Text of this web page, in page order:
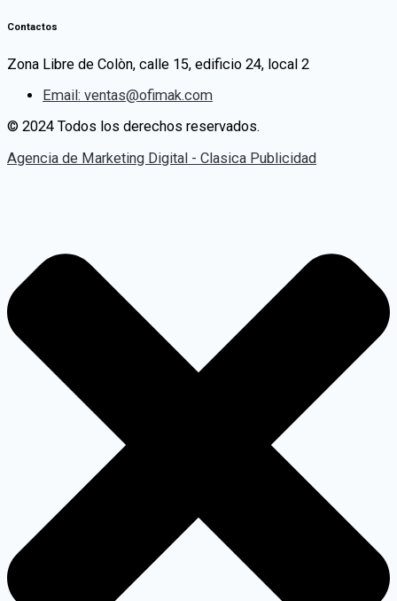
Contactos
Zona Libre de Colòn, calle 15, edificio 24, local 2
Email: ventas@ofimak.com
© 2024 Todos los derechos reservados.
Agencia de Marketing Digital - Clasica Publicidad